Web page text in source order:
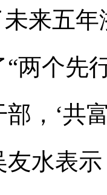
来五
两个先
，‘共
水表